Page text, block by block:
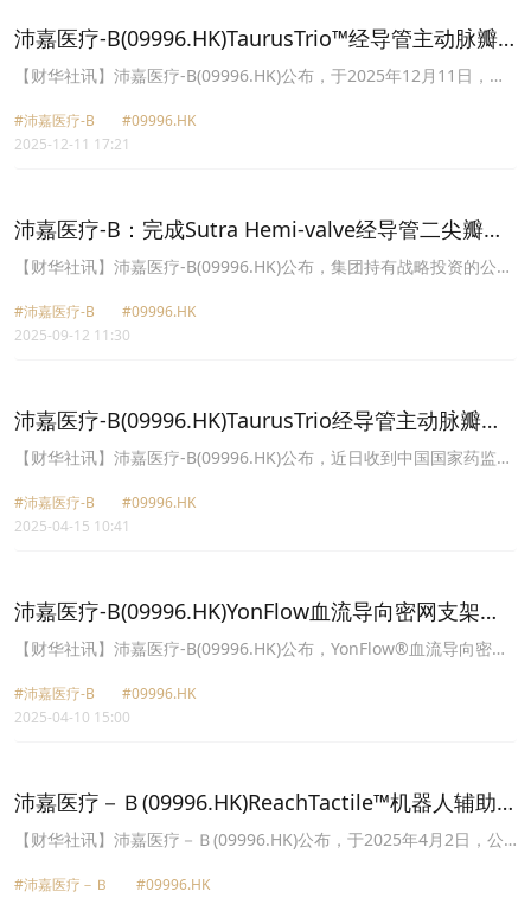
沛嘉医疗-B(09996.HK)TaurusTrio™经导管主动脉瓣
系统的注册申请获批
【财华社讯】沛嘉医疗-B(09996.HK)公布，于2025年12月11日，公
(“TAV”)系统的注册申请发出的批准。
#沛嘉医疗-B
#09996.HK
2025-12-11 17:21
沛嘉医疗-B：完成Sutra Hemi-valve经导管二尖瓣修
复系统首次应用于人体的临床试验首例植入
【财华社讯】沛嘉医疗-B(09996.HK)公布，集团持有战略投资的公司
修复系统第一次应用于人体(“FIM”)的临床试验首例植入。该手术于新
西兰怀卡托医 院对一名患有严重功能性二尖瓣反流的83岁高风险患
#沛嘉医疗-B
#09996.HK
2025-09-12 11:30
沛嘉医疗-B(09996.HK)TaurusTrio经导管主动脉瓣系
统的注册申请获国家药监局受理
【财华社讯】沛嘉医疗-B(09996.HK)公布，近日收到中国国家药监局
注册申请。TaurusTrio™ TAV系统由公司基于自JenaValve
Technology, Inc.获得的独占许可开发及制造，专为经股动脉通路治
及审批。
#沛嘉医疗-B
#09996.HK
2025-04-15 10:41
沛嘉医疗-B(09996.HK)YonFlow血流导向密网支架注
册申请获国家药监局批准
【财华社讯】沛嘉医疗-B(09996.HK)公布，YonFlow®血流导向密网
由江苏暖阳医疗开发，是全球首款完全释放后可回收的血流导向密网
支架系统，这使得用户在手术过程中可以精确控制设备。同时，该产
#沛嘉医疗-B
#09996.HK
2025-04-10 15:00
沛嘉医疗－Ｂ(09996.HK)ReachTactile™机器人辅助
TAVR系统成功完成首例患者治疗
【财华社讯】沛嘉医疗－Ｂ(09996.HK)公布，于2025年4月2日，公
首次人体临床试验的首例患者治疗。手术由厦门大学附属心血管病医
#沛嘉医疗－Ｂ
#09996.HK